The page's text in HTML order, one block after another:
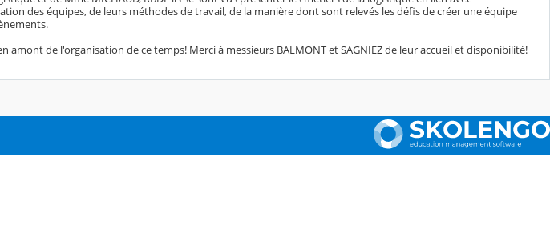
des équipes, de leurs méthodes de travail, de la manière dont sont relevés les défis de créer une équipe
de l'organisation de ce temps! Merci à messieurs BALMONT et SAGNIEZ de leur accueil et disponibilité!